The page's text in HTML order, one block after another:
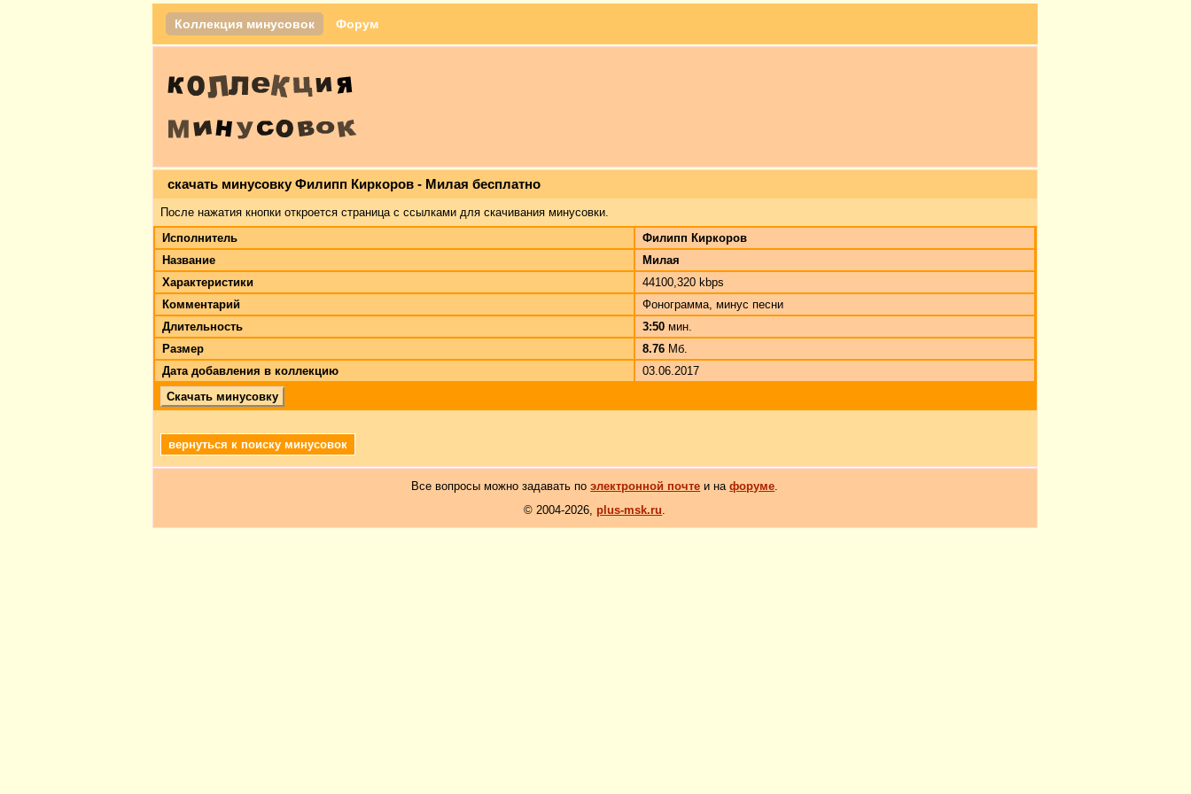
Коллекция минусовок Форум
скачать минусовку Филипп Киркоров - Милая бесплатно
После нажатия кнопки откроется страница с ссылками для скачивания минусовки.
Исполнитель
Филипп Киркоров
Название
Милая
Характеристики
44100,320 kbps
Комментарий
Фонограмма, минус песни
Длительность
3:50 мин.
Размер
8.76 Мб.
Дата добавления в коллекцию
03.06.2017
Скачать минусовку
вернуться к поиску минусовок
Все вопросы можно задавать поэлектронной почте и нафоруме.
© 2004-2026, plus-msk.ru.